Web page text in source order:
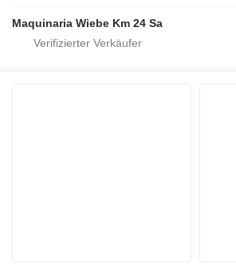
Maquinaria Wiebe Km 24 Sa